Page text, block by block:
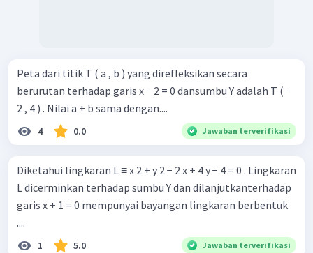
Peta dari titik T ( a , b ) yang direfleksikan secara
berurutan terhadap garis x − 2 = 0 dansumbu Y adalah T ( −
2 , 4 ) . Nilai a + b sama dengan....
4 0.0 Jawaban terverifikasi
Diketahui lingkaran L ≡ x 2 + y 2 − 2 x + 4 y − 4 = 0 . Lingkaran
L dicerminkan terhadap sumbu Y dan dilanjutkanterhadap
garis x + 1 = 0 mempunyai bayangan lingkaran berbentuk
....
1 5.0 Jawaban terverifikasi